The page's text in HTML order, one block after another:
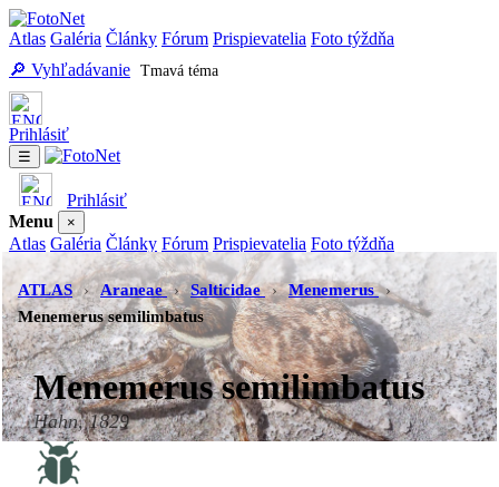
Atlas Galéria Články Fórum Prispievatelia Foto týždňa
🔎 Vyhľadávanie Tmavá téma
Prihlásiť
☰
Prihlásiť
Menu
×
Atlas Galéria Články Fórum Prispievatelia Foto týždňa
Vyhľadávanie Tmavá téma
ATLAS › Araneae › Salticidae › Menemerus ›
Menemerus semilimbatus
Menemerus semilimbatus
Hahn, 1829